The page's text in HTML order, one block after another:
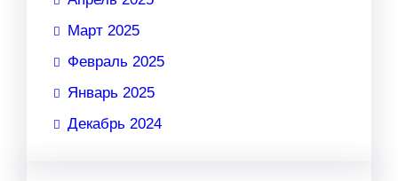
Март 2025
Февраль 2025
Январь 2025
Декабрь 2024